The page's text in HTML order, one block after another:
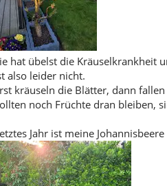
hat übelst die Kräuselkrankheit
also leider nicht.
kräuseln die Blätter, dann
noch Früchte dran bleiben,
Jahr ist meine